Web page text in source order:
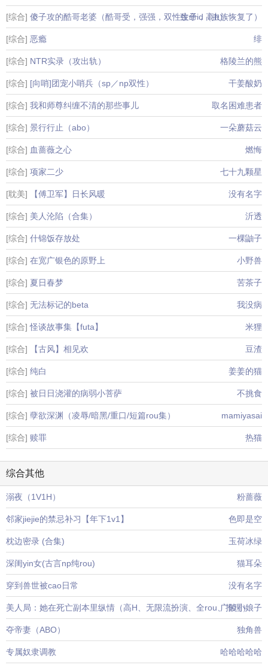
[综合] 傻子攻的酷哥老婆（酷哥受，强强，双性生子，高h）
致命id（虫族恢复了）
[综合] 恶瘾 绯
[综合] NTR实录（攻出轨） 格陵兰的熊
[综合] [向哨]团宠小哨兵（sp／np双性） 干姜酸奶
[综合] 我和师尊纠缠不清的那些事儿 取名困难患者
[综合] 景行行止（abo） 一朵蘑菇云
[综合] 血蔷薇之心 燃悔
[综合] 项家二少 七十九颗星
[耽美] 【傅卫军】日长风暖 没有名字
[综合] 美人沦陷（合集） 沂透
[综合] 什锦饭存放处 一棵鼬子
[综合] 在宽广银色的原野上 小野兽
[综合] 夏日春梦 苦茶子
[综合] 无法标记的beta 我没病
[综合] 怪谈故事集【futa】 米狸
[综合] 【古风】相见欢 豆渣
[综合] 纯白 姜姜的猫
[综合] 被日日浇灌的病弱小菩萨 不挑食
[综合] 孽欲深渊（凌辱/暗黑/重口/短篇rou集） mamiyasai
[综合] 赎罪 热猫
综合其他
溺夜（1V1H） 粉蔷薇
邻家jiejie的禁忌补习【年下1v1】 色即是空
枕边密录 (合集) 玉荷冰绿
深闺yin女(古言np纯rou) 猫耳朵
穿到兽世被cao日常 没有名字
美人局：她在死亡副本里纵情（高H、无限流扮演、全rou、推理）
广陵小娘子
夺帝妻（ABO） 独角兽
专属奴隶调教 哈哈哈哈哈